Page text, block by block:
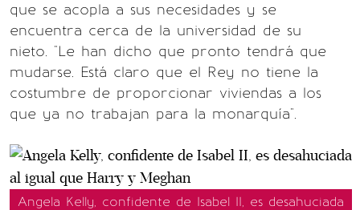
que se acopla a sus necesidades y se
encuentra cerca de la universidad de su
nieto. "Le han dicho que pronto tendrá que
mudarse. Está claro que el Rey no tiene la
costumbre de proporcionar viviendas a los
que ya no trabajan para la monarquía".
Angela Kelly, confidente de Isabel II, es desahuciada